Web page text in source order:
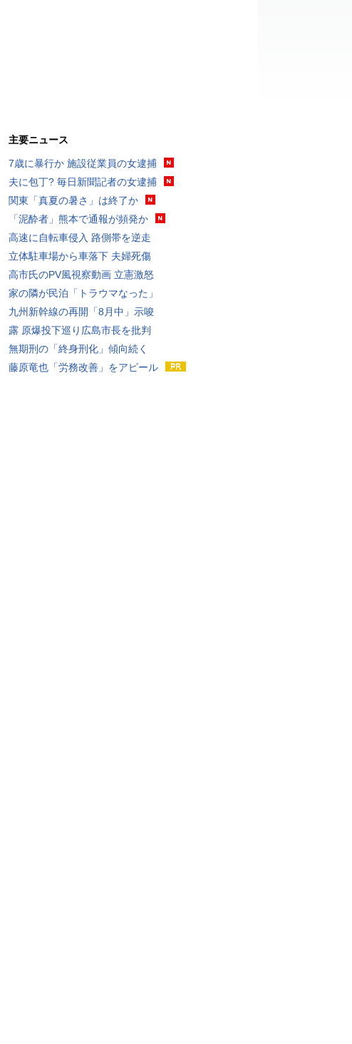
主要ニュース
7歳に暴行か 施設従業員の女逮捕
夫に包丁? 毎日新聞記者の女逮捕
関東「真夏の暑さ」は終了か
「泥酔者」熊本で通報が頻発か
高速に自転車侵入 路側帯を逆走
立体駐車場から車落下 夫婦死傷
高市氏のPV風視察動画 立憲激怒
家の隣が民泊「トラウマなった」
九州新幹線の再開「8月中」示唆
露 原爆投下巡り広島市長を批判
無期刑の「終身刑化」傾向続く
藤原竜也「労務改善」をアピール